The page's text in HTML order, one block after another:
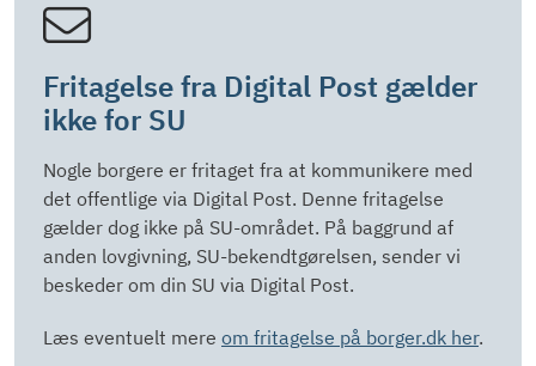
Fritagelse fra Digital Post gælder
ikke for SU
Nogle borgere er fritaget fra at kommunikere med
det offentlige via Digital Post. Denne fritagelse
gælder dog ikke på SU-området. På baggrund af
anden lovgivning, SU-bekendtgørelsen, sender vi
beskeder om din SU via Digital Post.
Læs eventuelt mere om fritagelse på borger.dk her.